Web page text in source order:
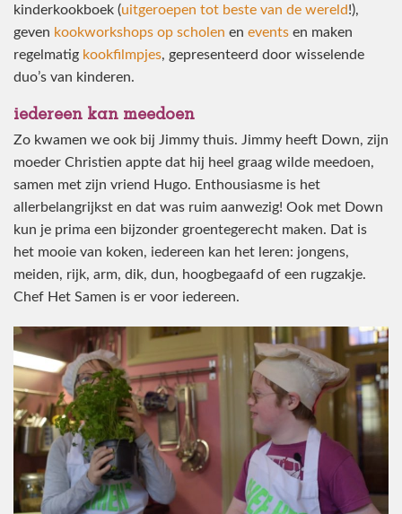
kinderkookboek (uitgeroepen tot beste van de wereld!),
geven kookworkshops op scholen en events en maken
regelmatig kookfilmpjes, gepresenteerd door wisselende
duo’s van kinderen.
iedereen kan meedoen
Zo kwamen we ook bij Jimmy thuis. Jimmy heeft Down, zijn
moeder Christien appte dat hij heel graag wilde meedoen,
samen met zijn vriend Hugo. Enthousiasme is het
allerbelangrijkst en dat was ruim aanwezig! Ook met Down
kun je prima een bijzonder groentegerecht maken. Dat is
het mooie van koken, iedereen kan het leren: jongens,
meiden, rijk, arm, dik, dun, hoogbegaafd of een rugzakje.
Chef Het Samen is er voor iedereen.